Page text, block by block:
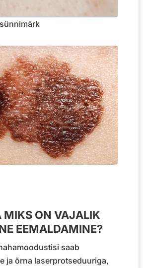
MIKS ON VAJALIK
EEMALDAMINE?
saab
ja õrna laserprotseduuriga,